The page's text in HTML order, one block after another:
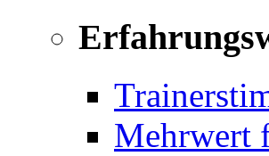
Mehrwert